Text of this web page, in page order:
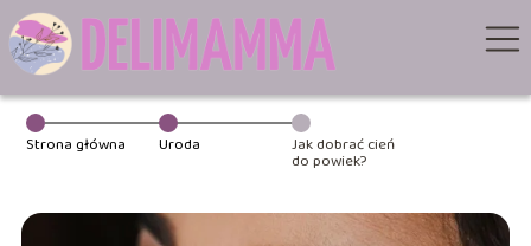
Strona główna Uroda Jak dobrać cień
do powiek?